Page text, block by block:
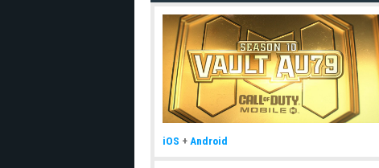
iOS + Android